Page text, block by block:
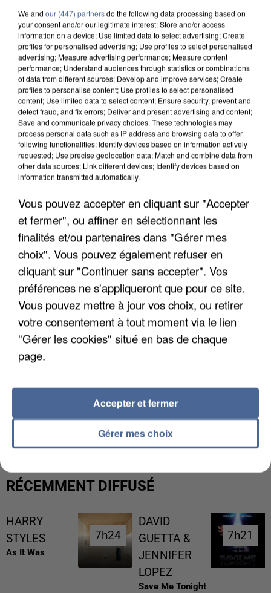
APRÈS TOUTES CES CANICULES, LES REFUGES
L’UN DES FONDATEURS SUPPOSÉS DE LA DZ
MAFIA INTERPELLÉ EN ALGÉRIE
RÉCEMMENT DIFFUSÉ
HARRY
STYLES
As It Was
7h24
7h24
DAVID
GUETTA &
JENNIFER
LOPEZ
Save Me Tonight
7h21
7h21
We and our (447) partnersdo the following data processing based on
your consent and/or our legitimate interest: Store and/or access
information on a device; Use limited data to select advertising; Create
profiles for personalised advertising; Use profiles to select personalised
advertising; Measure advertising performance; Measure content
performance; Understand audiences through statistics or combinations
of data from different sources; Develop and improve services; Create
profiles to personalise content; Use profiles to select personalised
content; Use limited data to select content; Ensure security, prevent and
detect fraud, and fix errors; Deliver and present advertising and content;
Save and communicate privacy choices. These technologies may
process personal data such as IP address and browsing data to offer
following functionalities: Identify devices based on information actively
requested; Use precise geolocation data; Match and combine data from
other data sources; Link different devices; Identify devices based on
information transmitted automatically.
Vous pouvez accepter en cliquant sur "Accepter
et fermer", ou affiner en sélectionnant les
finalités et/ou partenaires dans "Gérer mes
choix". Vous pouvez également refuser en
cliquant sur "Continuer sans accepter". Vos
préférences ne s'appliqueront que pour ce site.
Vous pouvez mettre à jour vos choix, ou retirer
votre consentement à tout moment via le lien
"Gérer les cookies" situé en bas de chaque
page.
Gérer mes choix
Accepter et fermer